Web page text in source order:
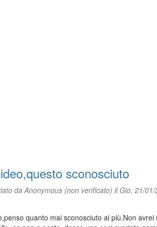
sconosciuto
da Anonymous (non verificato) il Gio, 21/01/
quanto mai sconosciuto ai più.Non avrei